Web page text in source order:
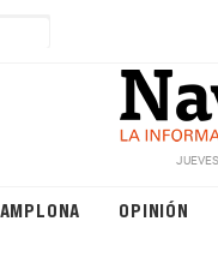
OPINIÓN